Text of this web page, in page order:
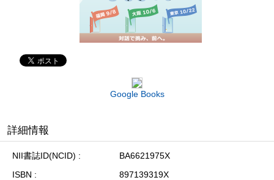
Google Books
詳細情報
NII書誌ID(NCID)
BA6621975X
ISBN
897139319X